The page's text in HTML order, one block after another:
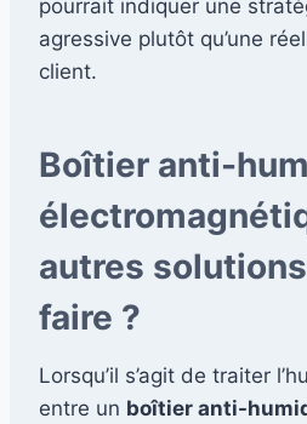
pourrait indiquer une
agressive plutôt qu’une
client.
Boîtier anti-
autres
faire ?
Lorsqu’il s’agit de traiter
entre un boîtier anti-